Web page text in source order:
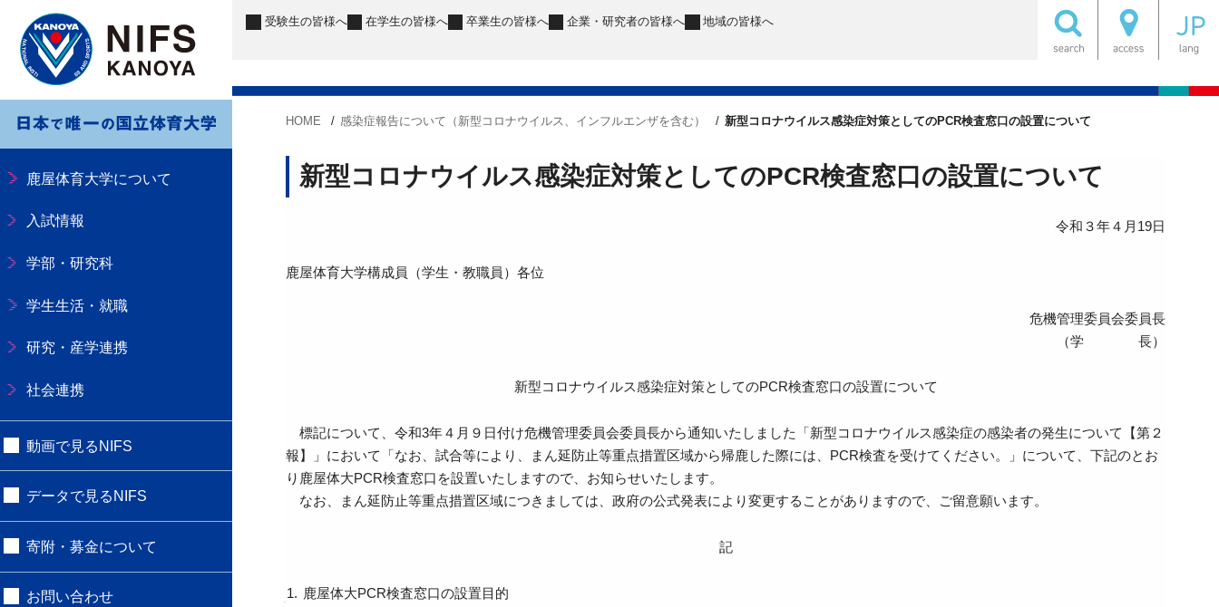
鹿屋体育大学について
入試情報
学部・研究科
学生生活・就職
研究・産学連携
社会連携
動画で見るNIFS
データで見るNIFS
寄附・募金について
お問い合わせ
受験生の皆様へ 在学生の皆様へ 卒業生の皆様へ 企業・研究者の皆様へ 地域の皆様へ
HOME 感染症報告について（新型コロナウイルス、インフルエンザを含む） 新型コロナウイルス感染症対策としてのPCR検査窓口の設置について
新型コロナウイルス感染症対策としてのPCR検査窓口の設置について
令和３年４月19日
鹿屋体育大学構成員（学生・教職員）各位
危機管理委員会委員長
（学 長）
新型コロナウイルス感染症対策としてのPCR検査窓口の設置について
標記について、令和3年４月９日付け危機管理委員会委員長から通知いたしました「新型コロナウイルス感染症の感染者の発生について【第２
報】」において「なお、試合等により、まん延防止等重点措置区域から帰鹿した際には、PCR検査を受けてください。」について、下記のとお
り鹿屋体大PCR検査窓口を設置いたしますので、お知らせいたします。
なお、まん延防止等重点措置区域につきましては、政府の公式発表により変更することがありますので、ご留意願います。
記
鹿屋体大PCR検査窓口の設置目的